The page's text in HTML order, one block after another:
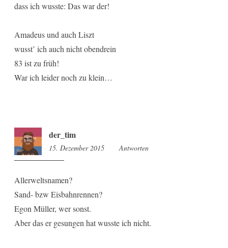
dass ich wusste: Das war der!
Amadeus und auch Liszt
wusst’ ich auch nicht obendrein
83 ist zu früh!
War ich leider noch zu klein…
der_tim
15. Dezember 2015 8:51
Antworten
Allerweltsnamen?
Sand- bzw Eisbahnrennen?
Egon Müller, wer sonst.
Aber das er gesungen hat wusste ich nicht.